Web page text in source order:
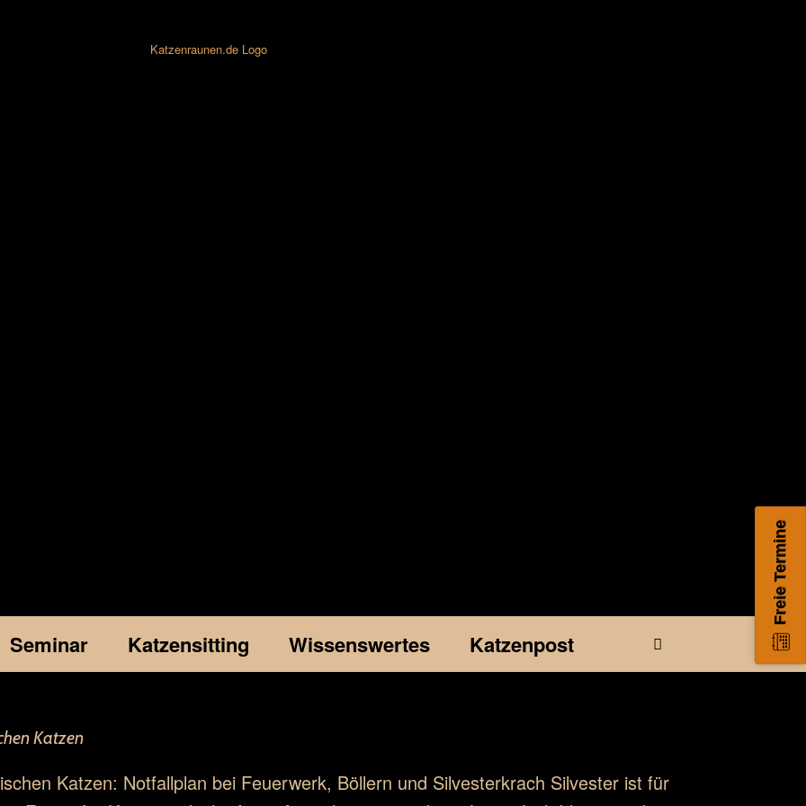
Seminar Katzensitting Wissenswertes Katzenpost
Katzen
Katzen: Notfallplan bei Feuerwerk, Böllern und Silvesterkrach Silvester ist für
Freie Termine